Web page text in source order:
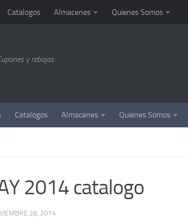
Catalogos Almacenes Quienes Somos
y rebajas
Catalogos Almacenes Quienes Somos
2014 catalogo
28, 2014